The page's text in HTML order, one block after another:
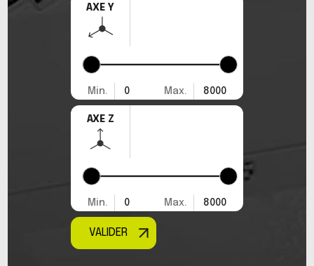
AXE Y
Min. 0 Max. 8000
AXE Z
Min. 0 Max. 8000
VALIDER